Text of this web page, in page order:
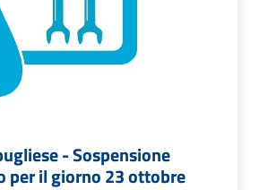
- Sospensione
per il giorno 23 ottobre